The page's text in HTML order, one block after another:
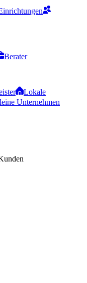
Berater
Lokale
Unternehmen